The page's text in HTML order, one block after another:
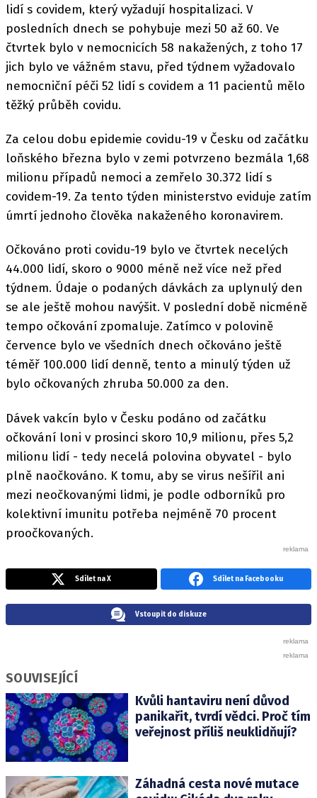
lidí s covidem, který vyžadují hospitalizaci. V
posledních dnech se pohybuje mezi 50 až 60. Ve
čtvrtek bylo v nemocnicích 58 nakažených, z toho 17
jich bylo ve vážném stavu, před týdnem vyžadovalo
nemocniční péči 52 lidí s covidem a 11 pacientů mělo
těžký průběh covidu.
Za celou dobu epidemie covidu-19 v Česku od začátku
loňského března bylo v zemi potvrzeno bezmála 1,68
milionu případů nemoci a zemřelo 30.372 lidí s
covidem-19. Za tento týden ministerstvo eviduje zatím
úmrtí jednoho člověka nakaženého koronavirem.
Očkováno proti covidu-19 bylo ve čtvrtek necelých
44.000 lidí, skoro o 9000 méně než více než před
týdnem. Údaje o podaných dávkách za uplynulý den
se ale ještě mohou navýšit. V poslední době nicméně
tempo očkování zpomaluje. Zatímco v polovině
července bylo ve všedních dnech očkováno ještě
téměř 100.000 lidí denně, tento a minulý týden už
bylo očkovaných zhruba 50.000 za den.
Dávek vakcín bylo v Česku podáno od začátku
očkování loni v prosinci skoro 10,9 milionu, přes 5,2
milionu lidí - tedy necelá polovina obyvatel - bylo
plně naočkováno. K tomu, aby se virus nešířil ani
mezi neočkovanými lidmi, je podle odborníků pro
kolektivní imunitu potřeba nejméně 70 procent
proočkovaných.
Sdílet na X Sdílet na Facebooku
Vstoupit do diskuze
SOUVISEJÍCÍ
Kvůli hantaviru není důvod
panikařit, tvrdí vědci. Proč tím
veřejnost příliš neuklidňují?
Záhadná cesta nové mutace